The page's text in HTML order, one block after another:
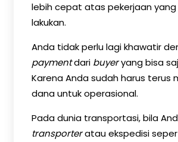
lebih cepat atas pekerjaan
lakukan.
Anda tidak perlu lagi khawatir
paymentdari buyeryang bisa
Karena Anda sudah harus terus
dana untuk operasional.
Pada dunia transportasi, bila
transporteratau ekspedisi